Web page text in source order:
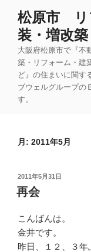
松原市 リ
装・増改築
大阪府松原市で『不
築・リフォーム・建
ど』の住まいに関す
ブウェルグループの
す。
月: 2011年5月
投
稿
日:
2011年5月31日
再会
こんばんは。
金井です。
昨日、１２、３年